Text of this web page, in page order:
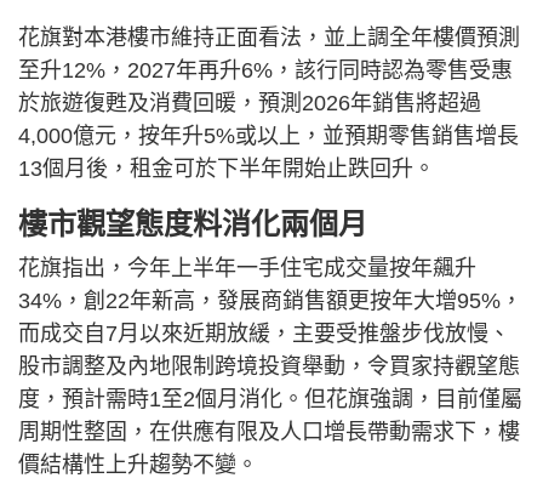
花旗對本港樓市維持正面看法，並上調全年樓價預測
至升12%，2027年再升6%，該行同時認為零售受惠
於旅遊復甦及消費回暖，預測2026年銷售將超過
4,000億元，按年升5%或以上，並預期零售銷售增長
13個月後，租金可於下半年開始止跌回升。
樓市觀望態度料消化兩個月
花旗指出，今年上半年一手住宅成交量按年飆升
34%，創22年新高，發展商銷售額更按年大增95%，
而成交自7月以來近期放緩，主要受推盤步伐放慢、
股市調整及內地限制跨境投資舉動，令買家持觀望態
度，預計需時1至2個月消化。但花旗強調，目前僅屬
周期性整固，在供應有限及人口增長帶動需求下，樓
價結構性上升趨勢不變。